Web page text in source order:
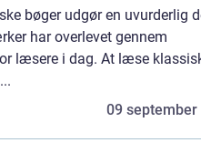
bøger udgør en uvurderlig
har overlevet gennem
læsere i dag. At læse
09 september